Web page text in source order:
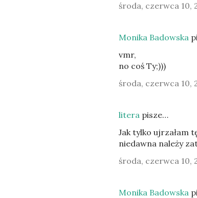
środa, czerwca 10,
Monika Badowska
vmr,
no coś Ty;)))
środa, czerwca 10,
litera pisze…
Jak tylko ujrzałam
niedawna należy
środa, czerwca 10,
Monika Badowska